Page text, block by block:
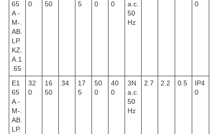
65
A -
M-.
AB.
LP.
KZ.
A.1
.65
0 50 5 0 0
a.c.
50
Hz
0
E1
65
A -
M-.
AB.
LP.
32
0
16
50
34
17
5
50
0
40
0
3N
a.c.
50
Hz
2.7 2.2 0.5
IP4
0